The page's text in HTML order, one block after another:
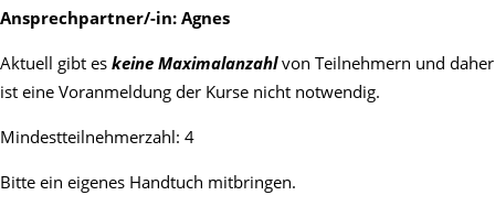
Ansprechpartner/-in: Agnes
Aktuell gibt es keine Maximalanzahlvon Teilnehmern und daher
ist eine Voranmeldung der Kurse nicht notwendig.
Mindestteilnehmerzahl: 4
Bitte ein eigenes Handtuch mitbringen.